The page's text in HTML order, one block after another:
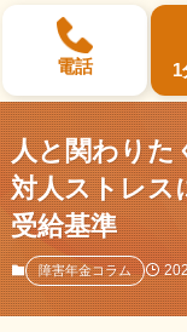
電話 1
選ばれる3つ
初回
人と関わりた
対人ストレス
受給基準
障害年金コラム